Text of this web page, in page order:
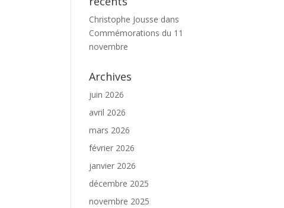
Christophe Jousse dans
Commémorations du 11
novembre
Archives
juin 2026
avril 2026
mars 2026
février 2026
janvier 2026
décembre 2025
novembre 2025